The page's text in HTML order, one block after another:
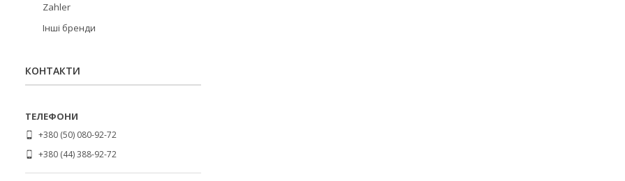
Zahler
Інші бренди
КОНТАКТИ
+380 (50) 080-92-72
+380 (44) 388-92-72